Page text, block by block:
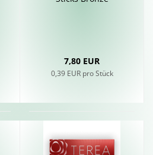
7,80 EUR
0,39 EUR pro Stück